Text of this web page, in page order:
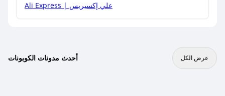
Ali Express | علي إكسبريس
أحدث مدونات الكوبونات عرض الكل